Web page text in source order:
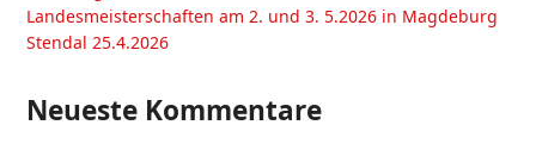
Landesmeisterschaften am 2. und 3. 5.2026 in Magdeburg
Stendal 25.4.2026
Neueste Kommentare